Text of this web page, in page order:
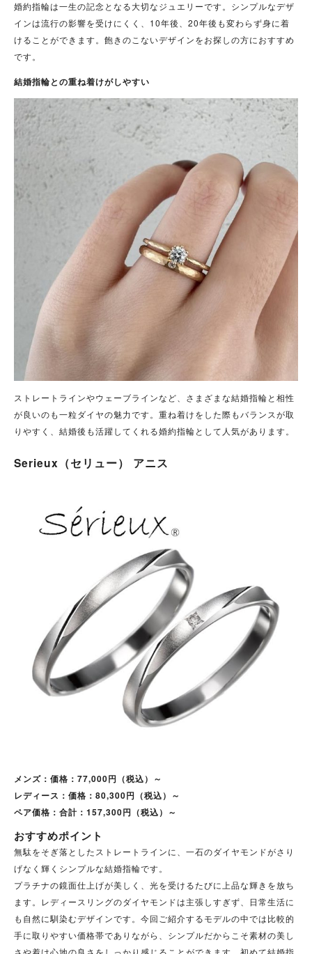
婚約指輪は一生の記念となる大切なジュエリーです。 シンプルなデザ
インは流行の影響を受けにくく、10年後、20年後も変わらず身に着
けることができます。飽きのこないデザインをお探しの方におすすめ
です。
結婚指輪との重ね着けがしやすい
ストレートラインやウェーブラインなど、さまざまな結婚指輪と相性
が良いのも一粒ダイヤの魅力です。 重ね着けをした際もバランスが取
りやすく、結婚後も活躍してくれる婚約指輪として人気があります。
Serieux（セリュー） アニス
メンズ：価格：77,000円（税込）～
レディース：価格：80,300円（税込）～
ペア価格：合計：157,300円（税込）～
おすすめポイント
無駄をそぎ落としたストレートラインに、一石のダイヤモンドがさり
げなく輝くシンプルな結婚指輪です。
プラチナの鏡面仕上げが美しく、光を受けるたびに上品な輝きを放ち
ます。レディースリングのダイヤモンドは主張しすぎず、日常生活に
も自然に馴染むデザインです。 今回ご紹介するモデルの中では比較的
手に取りやすい価格帯でありながら、シンプルだからこそ素材の美し
さや着け心地の良さをしっかり感じることができます。初めて結婚指